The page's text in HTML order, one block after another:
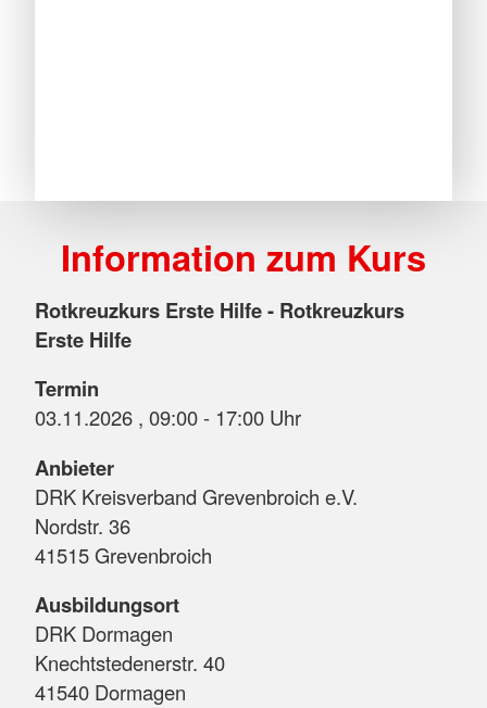
Information zum Kurs
Rotkreuzkurs Erste Hilfe - Rotkreuzkurs
Erste Hilfe
Termin
03.11.2026 , 09:00 - 17:00 Uhr
Anbieter
DRK Kreisverband Grevenbroich e.V.
Nordstr. 36
41515 Grevenbroich
Ausbildungsort
DRK Dormagen
Knechtstedenerstr. 40
41540 Dormagen